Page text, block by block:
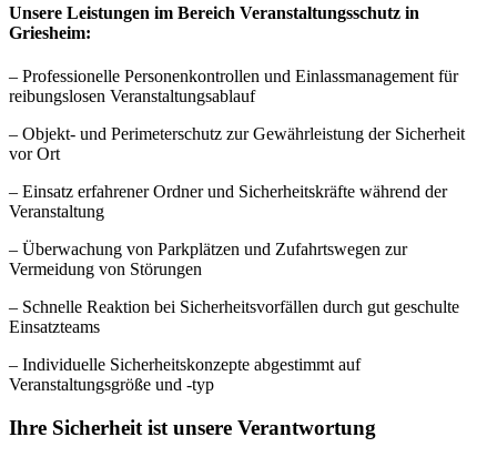
Unsere Leistungen im Bereich Veranstaltungsschutz in
Griesheim:
– Professionelle Personenkontrollen und Einlassmanagement für
reibungslosen Veranstaltungsablauf
– Objekt- und Perimeterschutz zur Gewährleistung der Sicherheit
vor Ort
– Einsatz erfahrener Ordner und Sicherheitskräfte während der
Veranstaltung
– Überwachung von Parkplätzen und Zufahrtswegen zur
Vermeidung von Störungen
– Schnelle Reaktion bei Sicherheitsvorfällen durch gut geschulte
Einsatzteams
– Individuelle Sicherheitskonzepte abgestimmt auf
Veranstaltungsgröße und -typ
Ihre Sicherheit ist unsere Verantwortung